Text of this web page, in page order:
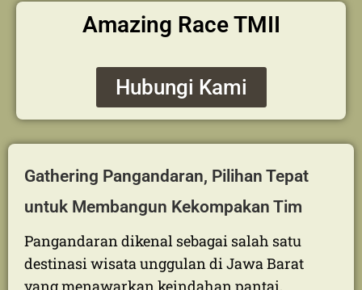
Hubungi Kami
Amazing Race TMII
Hubungi Kami